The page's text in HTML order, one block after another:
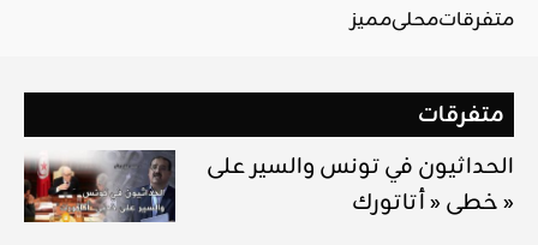
متفرقاتمحليمميز
متفرقات
الحداثيون في تونس والسير على
خطى « أتاتورك »